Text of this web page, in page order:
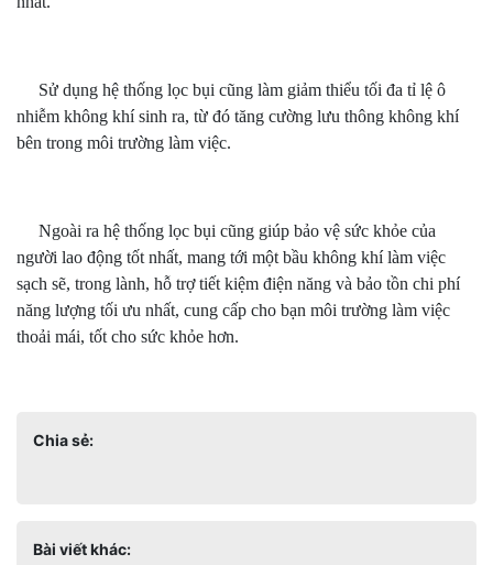
Sử dụng hệ thống lọc bụi cũng làm giảm thiểu tối đa tỉ lệ ô
nhiễm không khí sinh ra, từ đó tăng cường lưu thông không khí
bên trong môi trường làm việc.
Ngoài ra hệ thống lọc bụi cũng giúp bảo vệ sức khỏe của
người lao động tốt nhất, mang tới một bầu không khí làm việc
sạch sẽ, trong lành, hỗ trợ tiết kiệm điện năng và bảo tồn chi phí
năng lượng tối ưu nhất, cung cấp cho bạn môi trường làm việc
thoải mái, tốt cho sức khỏe hơn.
Chia sẻ:
Bài viết khác: